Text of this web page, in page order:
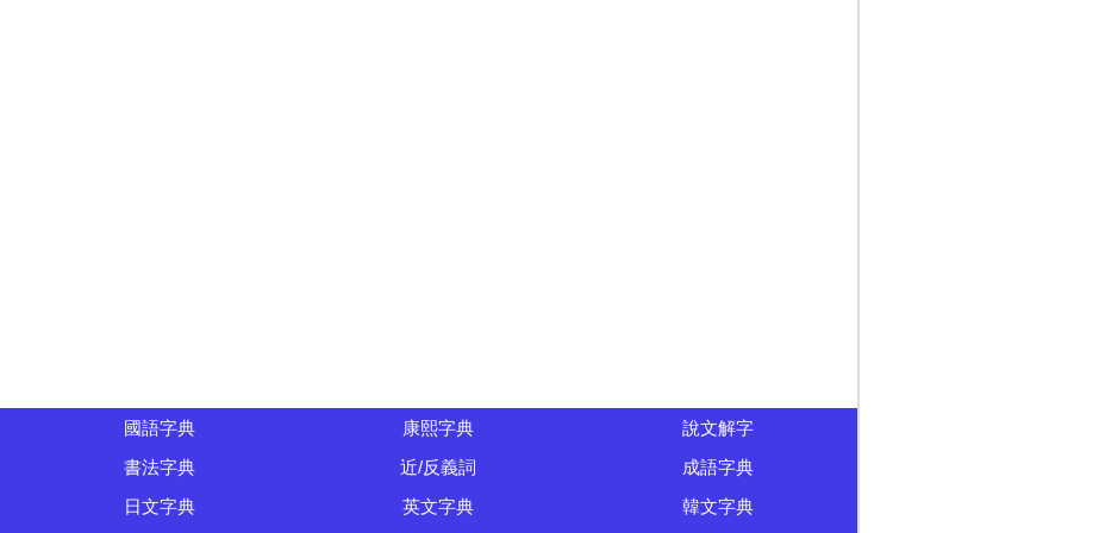
國語字典 康熙字典
說文解字
書法字典 近/反義詞
成語字典
日文字典 英文字典 韓文字典